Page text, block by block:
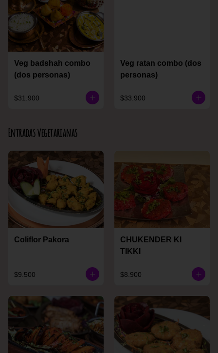
Veg badshah combo
(dos personas)
$31.900
Veg ratan combo (dos
personas)
$33.900
Entradas vegetarianas
Coliflor Pakora
$9.500
CHUKENDER KI
TIKKI
$8.900